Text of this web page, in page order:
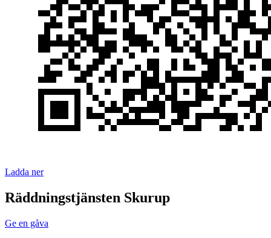
Ladda ner
Räddningstjänsten Skurup
Ge en gåva